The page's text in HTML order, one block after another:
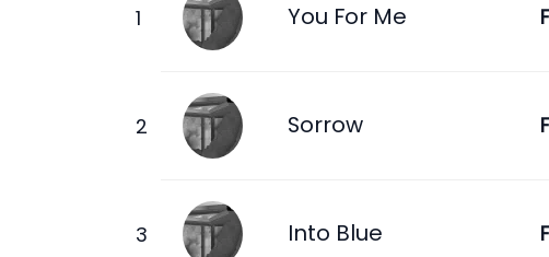
You For Me
Sorrow
Into Blue